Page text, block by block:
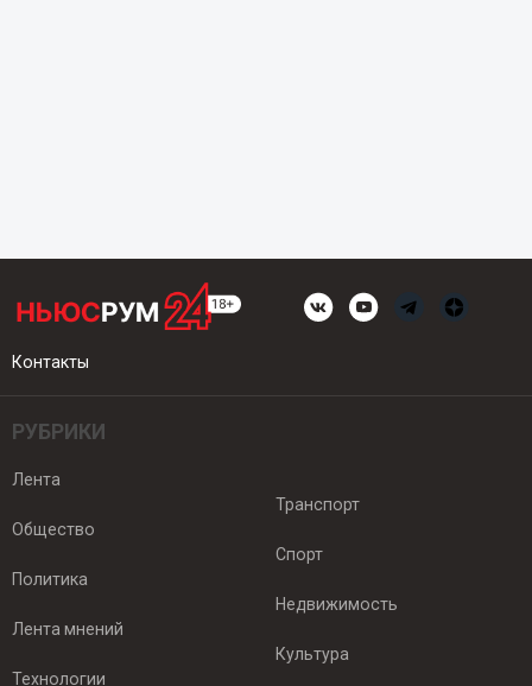
Контакты
РУБРИКИ
Лента
Общество
Политика
Лента мнений
Технологии
Транспорт
Спорт
Недвижимость
Культура